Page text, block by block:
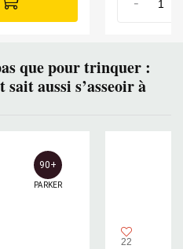
que pour trinquer :
aussi s’asseoir à
90+
PARKER
22